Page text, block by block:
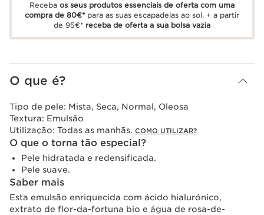
Recebaos seus produtos essenciais de oferta com uma
compra de 80€* para as suas escapadelas ao sol. + a partir
de 95€* receba de oferta a sua bolsa vazia
O que é?
Tipo de pele: Mista, Seca, Normal, Oleosa
Textura: Emulsão
Utilização: Todas as manhãs. COMO UTILIZAR?
O que o torna tão especial?
Pele hidratada e redensificada.
Pele suave.
Saber mais
Esta emulsão enriquecida com ácido hialurónico,
extrato de flor-da-fortuna bio e água de rosa-de-